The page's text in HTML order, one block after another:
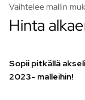
Vaihtelee mallin
Hinta
Sopii pitkällä
2023- malleihin!